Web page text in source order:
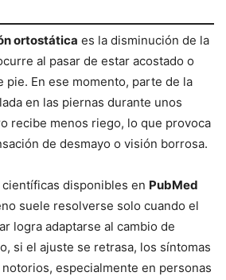
ortostática es la disminución de la
al pasar de estar acostado o
pie. En ese momento, parte de la
en las piernas durante unos
recibe menos riego, lo que provoca
de desmayo o visión borrosa.
disponibles en PubMed
suele resolverse solo cuando el
logra adaptarse al cambio de
si el ajuste se retrasa, los síntomas
especialmente en personas